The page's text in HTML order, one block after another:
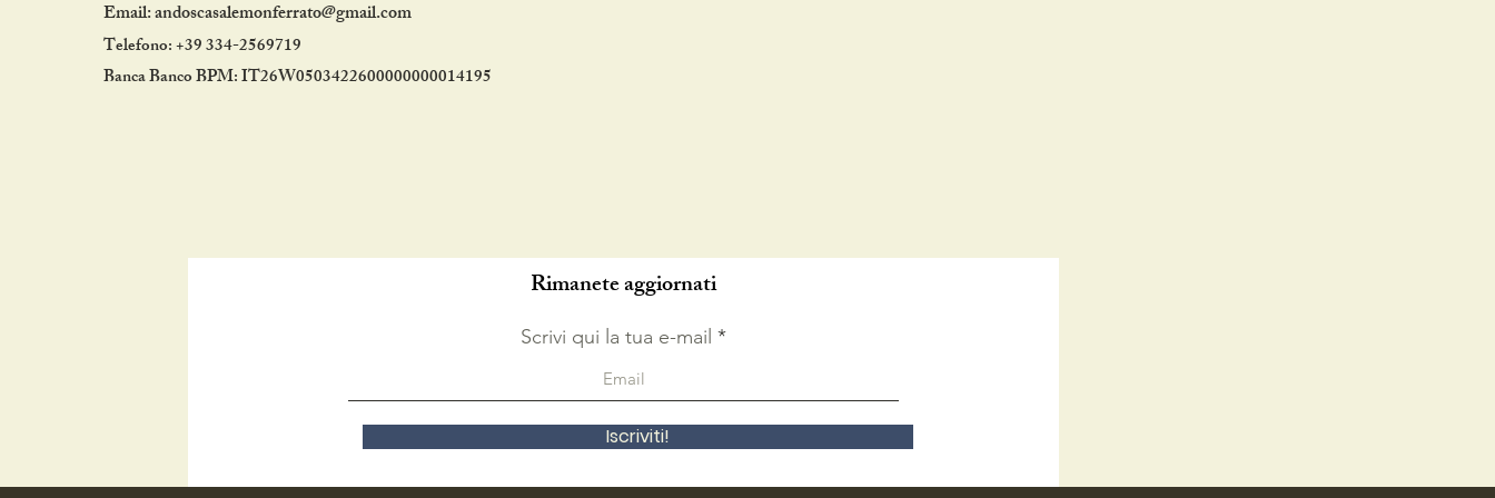
Email:andoscasalemonferrato@gmail.com
Telefono: +39 334-2569719
Banca Banco BPM: IT26W0503422600000000014195
Rimanete aggiornati
Scrivi qui la tua e-mail
Iscriviti!